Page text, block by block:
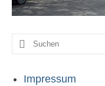
Kontakt
Suche
nach:
Impressum